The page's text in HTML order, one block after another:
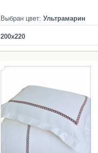
Выбран цвет:Ультрамарин
200x220